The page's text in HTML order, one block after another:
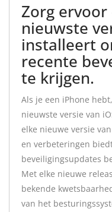
Zorg
nieuwste
installeert
recente
te krijgen.
Als je een iPhone
nieuwste versie van
elke nieuwe versie
en verbeteringen
beveiligingsupdates
Met elke nieuwe
bekende
van het